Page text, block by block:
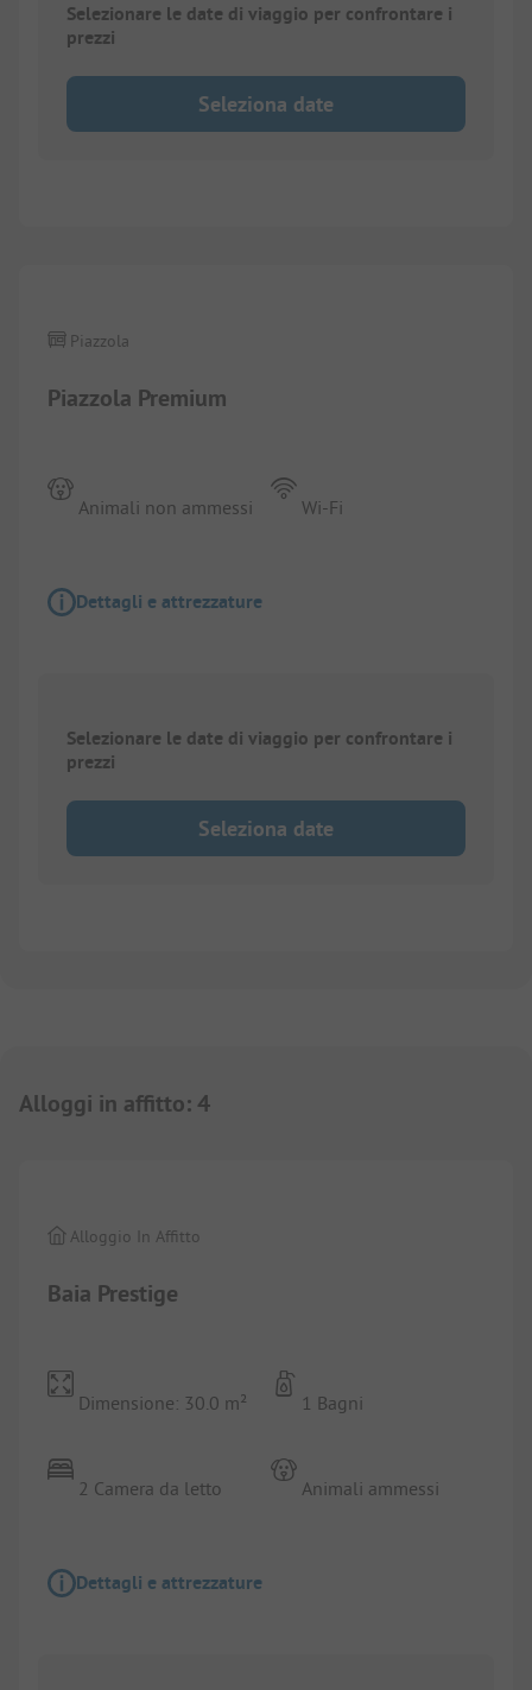
Selezionare le date di viaggio per confrontare i
prezzi
Seleziona date
Piazzola Premium
Piazzola
Animali non ammessi Wi-Fi
Dettagli e attrezzature
Selezionare le date di viaggio per confrontare i
prezzi
Seleziona date
Alloggi in affitto: 4
Baia Prestige
Alloggio In Affitto
Dimensione: 30.0 m²
2 Camera da letto
1 Bagni
Animali ammessi
Dettagli e attrezzature